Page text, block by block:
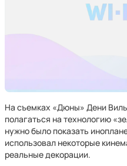
На съемках «Дюны» Дени
полагаться на технологию
нужно было показать
использовал некоторые
реальные декорации.